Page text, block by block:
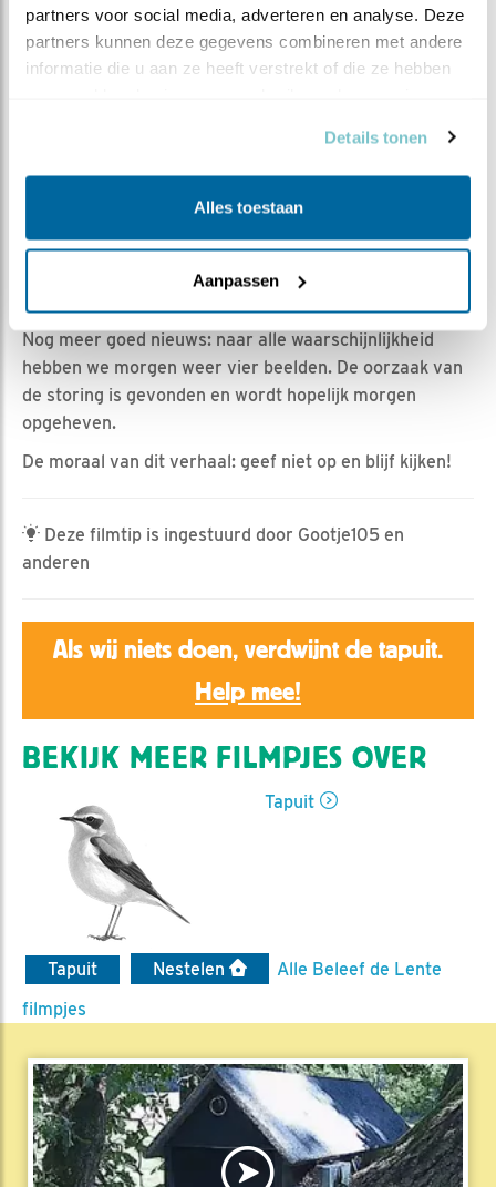
partners voor social media, adverteren en analyse. Deze
partners kunnen deze gegevens combineren met andere
informatie die u aan ze heeft verstrekt of die ze hebben
Details tonen
Alles toestaan
Aanpassen
Bewaar dit filmpje
232x
Gelukkig zijn er scherpe vogelaars die kans zien om,
man gesignaleerd, werkend aan een nestkuiltje. T3 leek
verlaten en opgegeven, maar dat moet je dus nooit
doen. Het is altijd weer verrassend hoe vogels hun
Nog meer goed nieuws: naar alle waarschijnlijkheid
hebben we morgen weer vier beelden. De oorzaak van
de storing is gevonden en wordt hopelijk morgen
opgeheven.
De moraal van dit verhaal: geef niet op en blijf kijken!
Deze filmtip is ingestuurd door Gootje105 en
anderen
Als wij niets doen, verdwijnt de tapuit.
Help mee!
BEKIJK MEER FILMPJES OVER
Tapuit
Tapuit Nestelen
Alle Beleef de Lente
filmpjes